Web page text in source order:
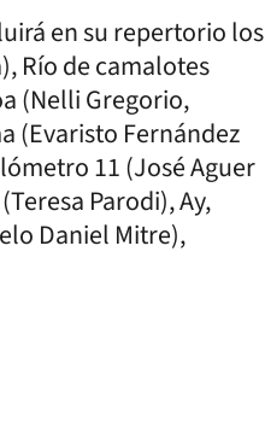
en su repertorio los
Río de camalotes
(Nelli Gregorio,
(Evaristo Fernández
11 (José Aguer
Parodi), Ay,
Daniel Mitre),